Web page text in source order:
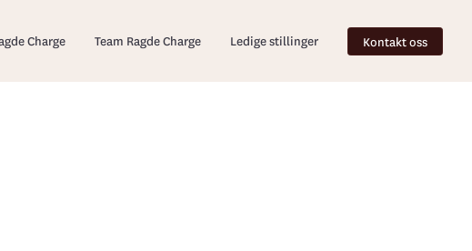
Charge Team Ragde Charge Ledige stillinger Kontakt oss